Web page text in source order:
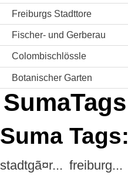
Freiburgs Stadttore
Fischer- und Gerberau
Colombischlössle
Botanischer Garten
SumaTags
Suma Tags:
stadtgã¤r... freiburg...